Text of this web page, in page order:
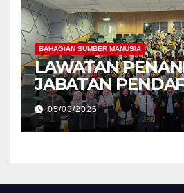
BAHAGIAN SUMBER MANUSIA
LAWATAN
JABATAN
KE JABATAN
UniSZA –
KERJASAMA
05/08/2026